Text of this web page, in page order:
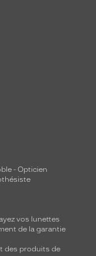
- Opticien
vos lunettes
de la garantie
des produits de